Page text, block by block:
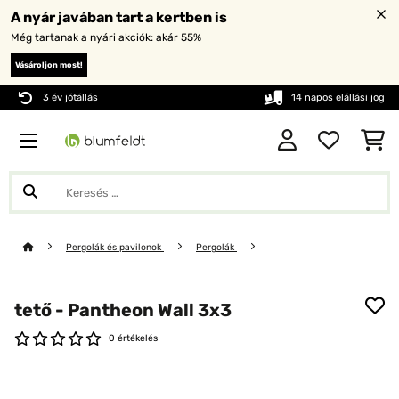
A nyár javában tart a kertben is
Még tartanak a nyári akciók: akár 55%
Vásároljon most!
3 év jótállás 14 napos elállási jog
Pergolák és pavilonok Pergolák
tető - Pantheon Wall 3x3
0 értékelés